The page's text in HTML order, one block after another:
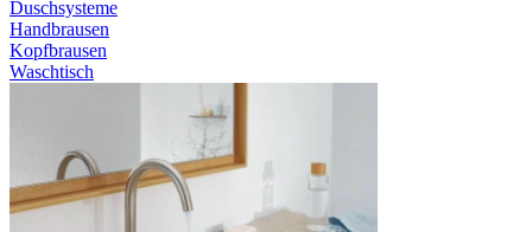
Duschsysteme
Handbrausen
Kopfbrausen
Waschtisch